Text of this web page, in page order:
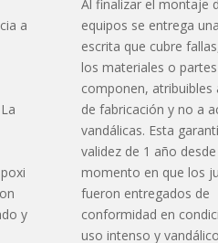
a
y
Al finalizar el montaje
equipos se entrega
escrita que cubre
los materiales o
componen, atribuibles
de fabricación y no a
vandálicas. Esta
validez de 1 año
momento en que los
fueron entregados de
conformidad en
uso intenso y